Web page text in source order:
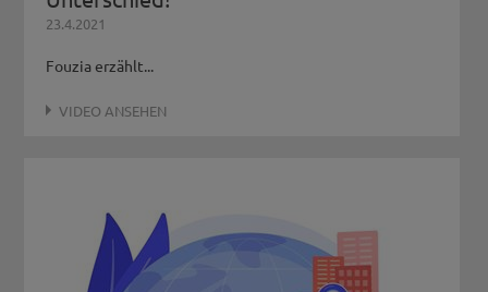
23.4.2021
Fouzia erzählt...
VIDEO ANSEHEN